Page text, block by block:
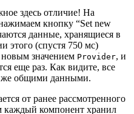
здесь отличие! На
кнопку “Set new
данные, хранящиеся в
этого (спустя 750 мс)
значением Provider, и
еще раз. Как видите, все
же общими данными.
от ранее рассмотренного
каждый компонент хранил